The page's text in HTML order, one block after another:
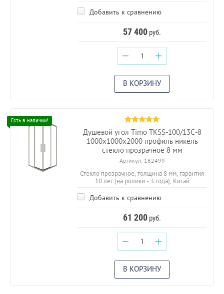
Добавить к сравнению
57 400 руб.
− +
В КОРЗИНУ
Душевой угол Timo TKSS-100/13C-8
1000х1000х2000 профиль никель
стекло прозрачное 8 мм
Артикул:162499
Стекло прозрачное, толщина 8 мм, гарантия
10 лет (на ролики - 3 года), Китай
Добавить к сравнению
61 200 руб.
− +
В КОРЗИНУ